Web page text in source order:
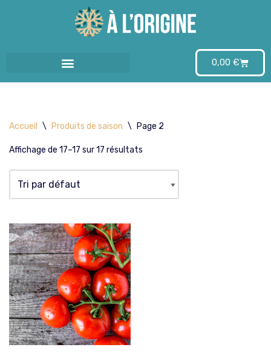
0,00 €
Accueil \ Produits de saison \ Page 2
Affichage de 17–17 sur 17 résultats